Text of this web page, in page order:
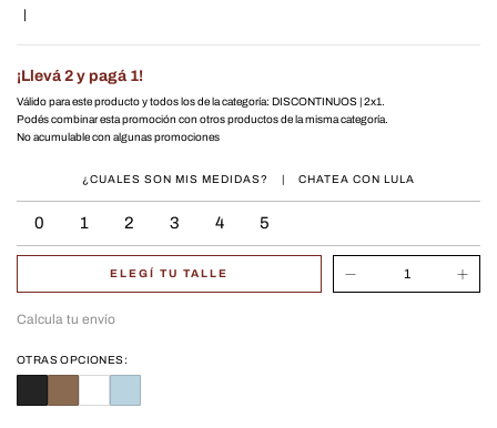
|
¡Llevá 2 y pagá 1!
Válido para este producto y todos los de la categoría: DISCONTINUOS | 2x1.
Podés combinar esta promoción con otros productos de la misma categoría.
No acumulable con algunas promociones
0 1 2 3 4 5
¿CUALES SON MIS MEDIDAS? CHATEA CON LULA
ELEGÍ TU TALLE
Calcula tu envío
OTRAS OPCIONES: